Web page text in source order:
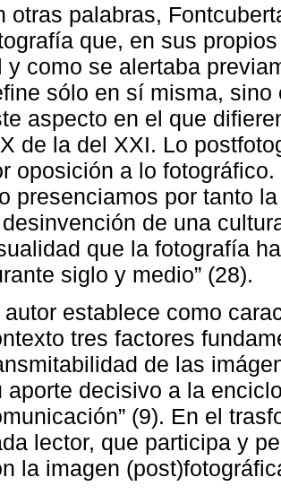
otras palabras,
que, en sus
y como se alertaba
sólo en sí misma,
aspecto en el que
de la del XXI. Lo
oposición a lo
presenciamos por tanto
de una
que la fotografía
siglo y medio” (28).
autor establece como
tres factores
de las
aporte decisivo a la
(9). En el
lector, que participa y
la imagen